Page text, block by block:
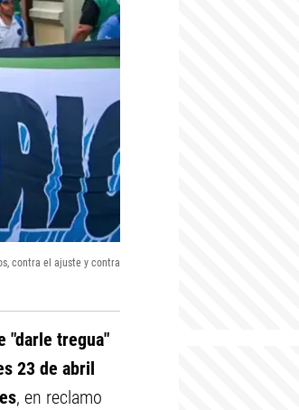
contra el ajuste y contra
"darle tregua"
23 de abril
, en reclamo